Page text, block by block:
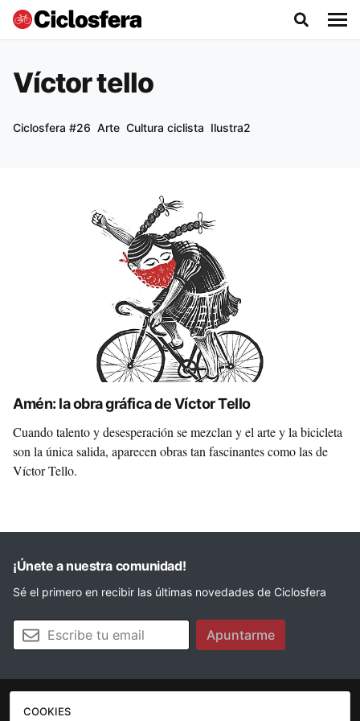
Víctor tello
Ciclosfera #26 Arte Cultura ciclista Ilustra2
Amén: la obra gráfica de Víctor Tello
Cuando talento y desesperación se mezclan y el arte y la bicicleta
son la única salida, aparecen obras tan fascinantes como las de
Víctor Tello.
¡Únete a nuestra comunidad!
Sé el primero en recibir las últimas novedades de Ciclosfera
Tu email Apuntarme
La revista
COOKIES